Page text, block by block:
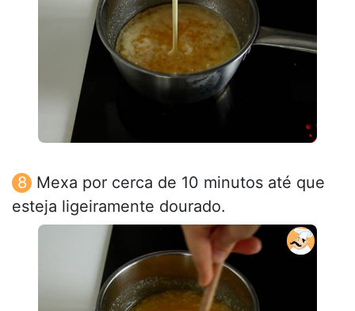
Mexa por cerca de 10 minutos até que
esteja ligeiramente dourado.